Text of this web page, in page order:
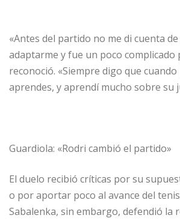
«Antes del partido no me di cuenta
adaptarme y fue un poco complicado
reconoció. «Siempre digo que cuando
aprendes, y aprendí mucho sobre su
Guardiola: «Rodri cambió el partido»
El duelo recibió críticas por su
o por aportar poco al avance del
Sabalenka, sin embargo, defendió la